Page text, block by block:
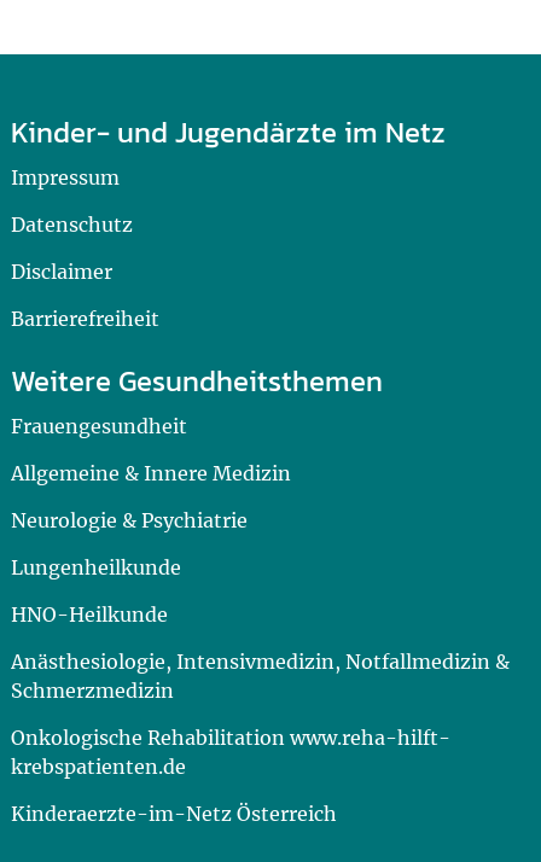
Kinder- und Jugendärzte im Netz
Impressum
Datenschutz
Disclaimer
Barrierefreiheit
Weitere Gesundheitsthemen
Frauengesundheit
Allgemeine & Innere Medizin
Neurologie & Psychiatrie
Lungenheilkunde
HNO-Heilkunde
Anästhesiologie, Intensivmedizin, Notfallmedizin &
Schmerzmedizin
Onkologische Rehabilitation www.reha-hilft-
krebspatienten.de
Kinderaerzte-im-Netz Österreich